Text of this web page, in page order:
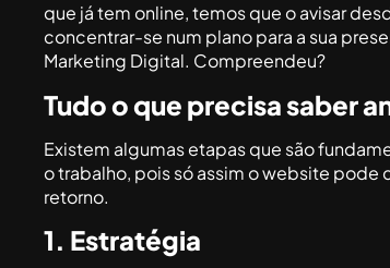
que já tem online, temos que o avisar
concentrar-se num plano para a sua
Marketing Digital. Compreendeu?
Tudo o que precisa saber
Existem algumas etapas que são
o trabalho, pois só assim o website
retorno.
1. Estratégia